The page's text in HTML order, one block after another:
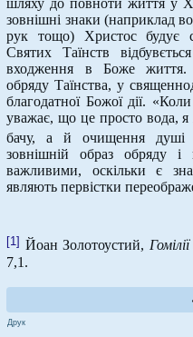
зовнішні знаки (наприклад
рук тощо) Христос будує
Святих Таїнств
входження в Боже життя.
обряду Таїнства, у
благодатної Божої дії.
уважає, що це просто вода,
бачу, а й очищення душі
зовнішній образ обряду і
важливими, оскільки є
являють первістки
[1] Йоан Золотоустий,
7,1.
Друк